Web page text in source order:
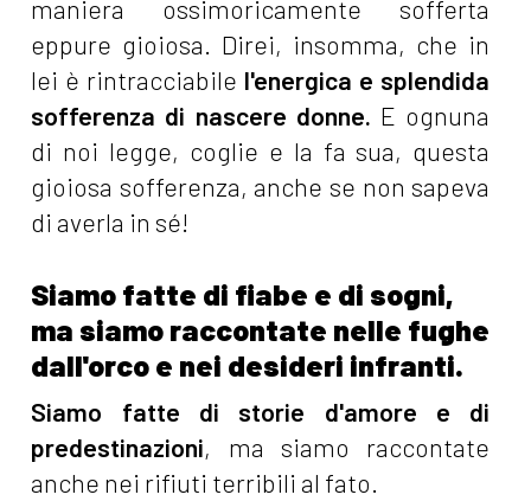
maniera ossimoricamente sofferta
eppure gioiosa. Direi, insomma, che in
lei è rintracciabile l'energica e splendida
sofferenza di nascere donne. E ognuna
di noi legge, coglie e la fa sua, questa
gioiosa sofferenza, anche se non sapeva
di averla in sé!
Siamo fatte di fiabe e di sogni,
ma siamo raccontate nelle fughe
dall'orco e nei desideri infranti.
Siamo fatte di storie d'amore e di
predestinazioni, ma siamo raccontate
anche nei rifiuti terribili al fato.